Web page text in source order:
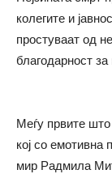
колегите и
простуваат од
благодарност
Меѓу првите
кој со емотивна
мир Радмила